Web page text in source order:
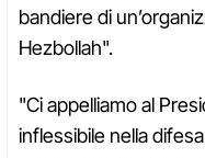
bandiere di
Hezbollah".
"Ci appelliamo al
inflessibile nella